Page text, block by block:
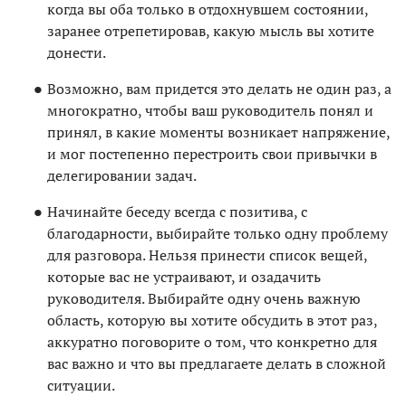
когда вы оба только в отдохнувшем состоянии,
заранее отрепетировав, какую мысль вы хотите
донести.
Возможно, вам придется это делать не один раз, а
многократно, чтобы ваш руководитель понял и
принял, в какие моменты возникает напряжение,
и мог постепенно перестроить свои привычки в
делегировании задач.
Начинайте беседу всегда с позитива, с
благодарности, выбирайте только одну проблему
для разговора. Нельзя принести список вещей,
которые вас не устраивают, и озадачить
руководителя. Выбирайте одну очень важную
область, которую вы хотите обсудить в этот раз,
аккуратно поговорите о том, что конкретно для
вас важно и что вы предлагаете делать в сложной
ситуации.